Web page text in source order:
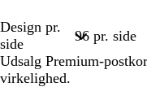
Design pr.
side
Udsalg Premium-
virkelighed.